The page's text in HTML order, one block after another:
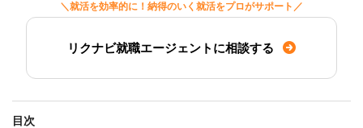
＼就活を効率的に！納得のいく就活をプロがサポート／
リクナビ就職エージェントに相談する
目次